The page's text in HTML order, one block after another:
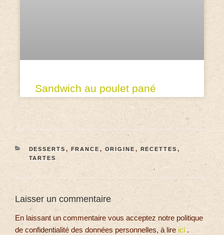
Sandwich au poulet pané
DESSERTS , FRANCE , ORIGINE , RECETTES ,
TARTES
Laisser un commentaire
En laissant un commentaire vous acceptez notre politique
de confidentialité des données personnelles, à lire ici .